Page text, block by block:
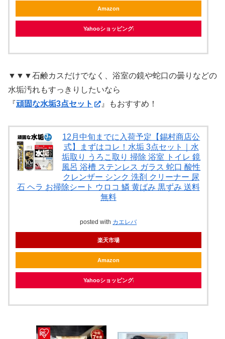
Amazon
Yahooショッピング
▼▼▼石鹸カスだけでなく、浴室の鏡や蛇口の曇りなどの
水垢汚れもすっきりしたいなら
『頑固な水垢3点セット 』もおすすめ！
12月中旬までに入荷予定【錫村商店公
式】まずはコレ！水垢 3点セット｜水
垢取り うろこ取り 掃除 浴室 トイレ 鏡
風呂 浴槽 ステンレス ガラス 蛇口 酸性
クレンザー シンク 洗剤 クリーナー 尿
石 ヘラ お掃除シート ウロコ 鱗 黄ばみ 黒ずみ 送料
無料
posted with カエレバ
楽天市場
Amazon
Yahooショッピング